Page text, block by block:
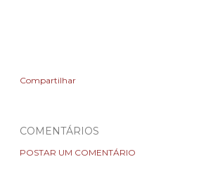
Compartilhar
COMENTÁRIOS
POSTAR UM COMENTÁRIO